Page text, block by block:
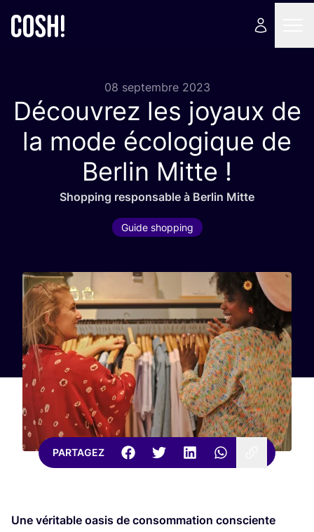
08 septembre 2023
Découvrez les joyaux de
la mode écologique de
Berlin Mitte !
Shop­ping res­pon­sable à Ber­lin Mitte
Guide shopping
PARTAGEZ
Une véri­table oasis de consom­ma­tion consciente